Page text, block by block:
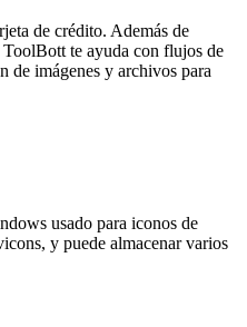
de crédito. Además de
ToolBott te ayuda con flujos de
de imágenes y archivos para
usado para iconos de
y puede almacenar varios